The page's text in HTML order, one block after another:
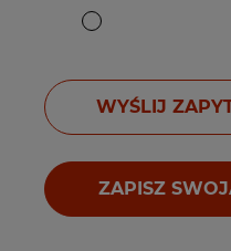
WYŚLIJ
ZAPISZ